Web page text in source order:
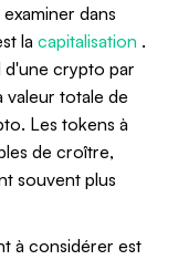
dans
la capitalisation .
d'une crypto par
valeur totale de
Les tokens à
de croître,
souvent plus
à considérer est